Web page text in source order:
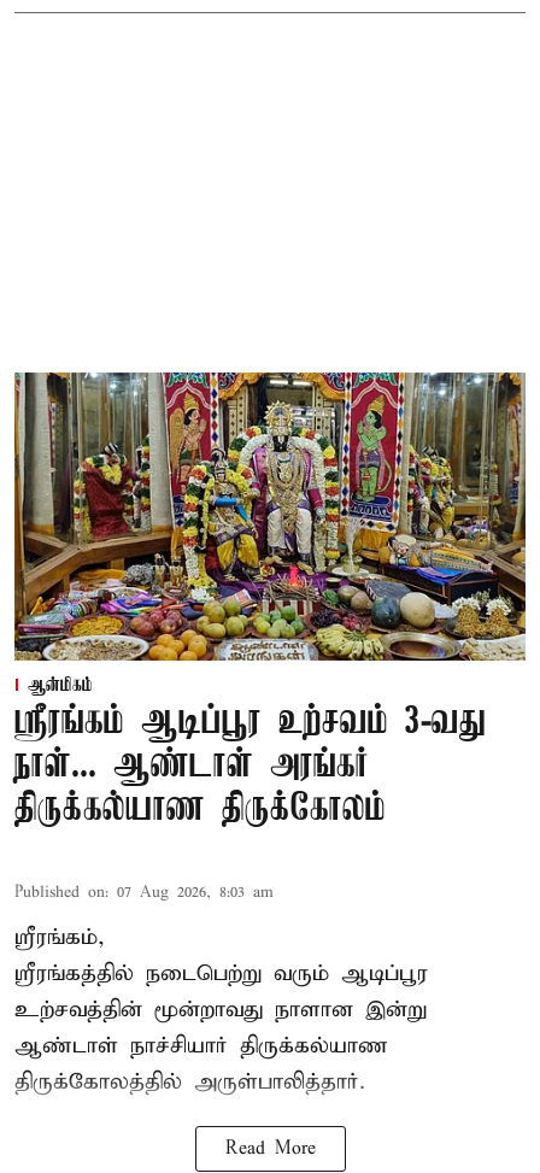
ஆன்மிகம்
ஸ்ரீரங்கம் ஆடிப்பூர உற்சவம் 3-வது
நாள்... ஆண்டாள் அரங்கர்
திருக்கல்யாண திருக்கோலம்
Published on: 07 Aug 2026, 8:03 am
ஸ்ரீரங்கம்,
ஸ்ரீரங்கத்தில் நடைபெற்று வரும் ஆடிப்பூர
உற்சவத்தின் மூன்றாவது நாளான இன்று
ஆண்டாள் நாச்சியார் திருக்கல்யாண
திருக்கோலத்தில் அருள்பாலித்தார்.
Read More